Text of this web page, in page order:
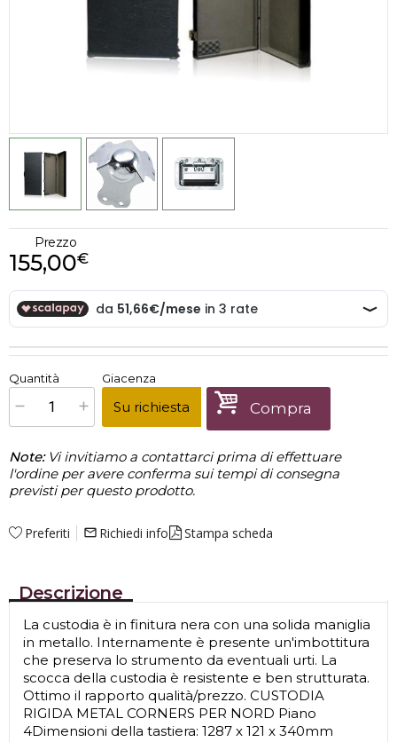
Prezzo
€
155,00
x1 Prezzo finale:€155,00
Quantità Giacenza
Su richiesta Compra
Note: Vi invitiamo a contattarci prima di effettuare
l'ordine per avere conferma sui tempi di consegna
previsti per questo prodotto.
Preferiti mail_outline Richiedi info Stampa scheda
Descrizione
La custodia è in finitura nera con una solida maniglia
in metallo. Internamente è presente un'imbottitura
che preserva lo strumento da eventuali urti. La
scocca della custodia è resistente e ben strutturata.
Ottimo il rapporto qualità/prezzo. CUSTODIA
RIGIDA METAL CORNERS PER NORD Piano
4Dimensioni della tastiera: 1287 x 121 x 340mm